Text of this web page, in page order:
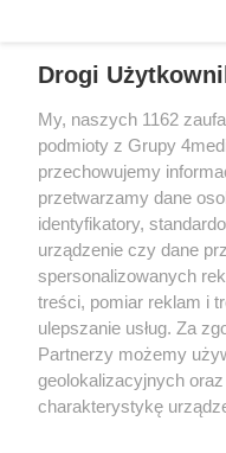
Śrem,
Kontakt
Regulamin
Regulamin
Zapisz
Dołącz do grona
Drogi
My, naszych 1162
podmioty z Grupy
przechowujemy
przetwarzamy dane
identyfikatory,
urządzenie czy dane
spersonalizowanych
treści, pomiar reklam i
ulepszanie usług. Za
Partnerzy możemy
geolokalizacyjnych
charakterystykę